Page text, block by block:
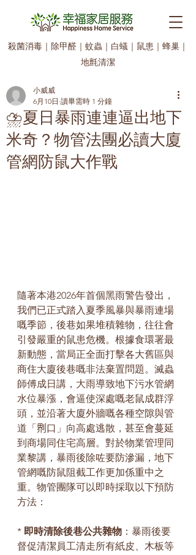
殺菌消毒｜ 除甲醛｜ 蚊蟲 ｜ 白蟻｜ 鼠患 ｜ 蜂巢｜
地氈清潔
⛈️夏日暴雨連連逼出地下
米奇？物管法團必讀大廈
管網防鼠大作戰
小威威
6月10日 讀畢需時 1 分鐘
隨著本港2026年首個黑雨警告發出，
我們已正式踏入夏季風暴與暴雨連場
嘅季節，後巷如果堆積雜物，往往會
引發嚴重的鼠患危機。根據食環署最
新動態，當局正全面打擊各大舊區與
商住大廈後巷嘅非法棄置問題。滅蟲
師傅成日講，大雨導致地下污水管網
水位暴漲，會逼使深處嘅老鼠成群浮
頭，並沿著大廈外牆嘅各種空隙與管
道「𠝹口」向高處逃散，甚至會蔓延
到商場同住宅高層。對於物業管理同
業黎講，暴雨後除咗要防滲漏，地下
管網嘅防鼠阻截工作更加係重中之
重。物管團隊可以即時採取以下預防
方法：
* 即時清除後巷公共雜物 ：暴雨後要
督促清潔員工清走所有紙皮、木板等